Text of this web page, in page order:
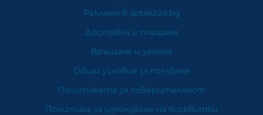
Реклама в apteka24.bg
Доставка и плащане
Връщане и замяна
Общи условия за ползване
Политиката за поверителност
Политика за използване на бисквитки